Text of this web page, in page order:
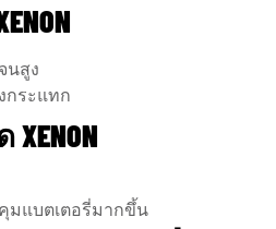
นสูง
กระแทก
มแบตเตอรี่มากขึ้น